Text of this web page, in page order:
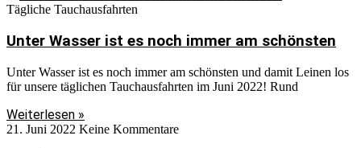
Tägliche Tauchausfahrten
Unter Wasser ist es noch immer am schönsten
Unter Wasser ist es noch immer am schönsten und damit Leinen los
für unsere täglichen Tauchausfahrten im Juni 2022! Rund
Weiterlesen »
21. Juni 2022 Keine Kommentare